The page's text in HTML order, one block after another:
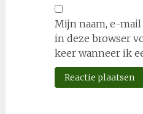
Mijn naam, e-
in deze browser
keer wanneer ik